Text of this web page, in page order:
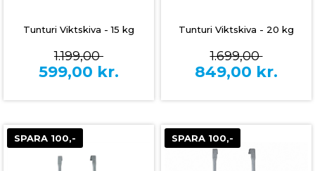
Tunturi Viktskiva - 15 kg
1.199,00
599,00 kr.
Tunturi Viktskiva - 20 kg
1.699,00
849,00 kr.
SPARA 100,- SPARA 100,-